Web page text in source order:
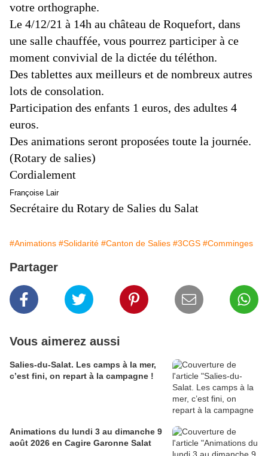
votre orthographe.
Le 4/12/21 à 14h au château de Roquefort, dans
une salle chauffée, vous pourrez participer à ce
moment convivial de la dictée du téléthon.
Des tablettes aux meilleurs et de nombreux autres
lots de consolation.
Participation des enfants 1 euros, des adultes 4
euros.
Des animations seront proposées toute la journée.
(Rotary de salies)
Cordialement
Françoise Lair
Secrétaire du Rotary de Salies du Salat
#Animations #Solidarité #Canton de Salies #3CGS #Comminges
Partager
Vous aimerez aussi
Salies-du-Salat. Les camps à la mer,
c’est fini, on repart à la campagne !
Animations du lundi 3 au dimanche 9
août 2026 en Cagire Garonne Salat